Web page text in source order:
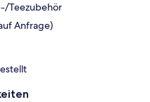
Teezubehör
Anfrage)